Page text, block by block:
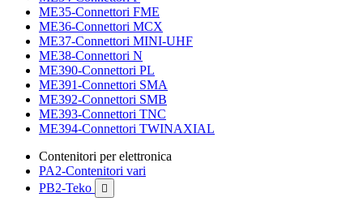
ME35-Connettori FME
ME36-Connettori MCX
ME37-Connettori MINI-UHF
ME38-Connettori N
ME390-Connettori PL
ME391-Connettori SMA
ME392-Connettori SMB
ME393-Connettori TNC
ME394-Connettori TWINAXIAL
Contenitori per elettronica
PA2-Contenitori vari
PB2-Teko
